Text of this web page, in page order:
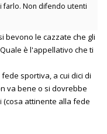
farlo. Non difendo utenti
bevono le cazzate che gli
è l'appellativo che ti
sportiva, a cui dici di
va bene o si dovrebbe
attinente alla fede